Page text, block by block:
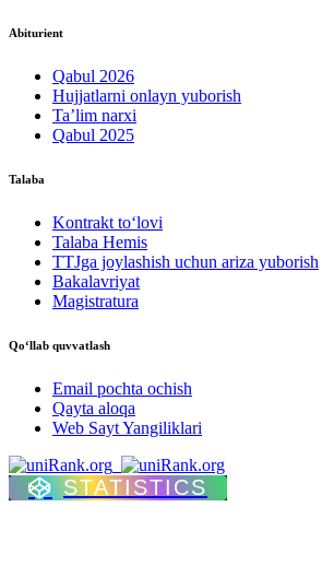
Abiturient
Qabul 2026
Hujjatlarni onlayn yuborish
Ta’lim narxi
Qabul 2025
Talaba
Kontrakt to‘lovі
Talaba Hemis
TTJga joylashish uchun ariza yuborish
Bakalavriyat
Magistratura
Qo‘llab quvvatlash
Email pochta ochish
Qayta aloqa
Web Sayt Yangiliklari
STATISTICS